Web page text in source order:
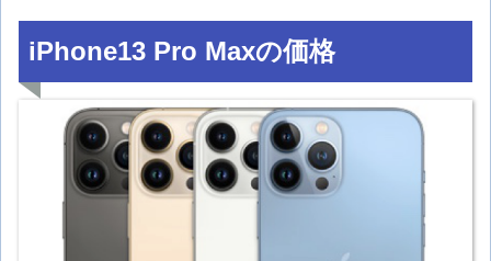
iPhone13 Pro Maxの価格